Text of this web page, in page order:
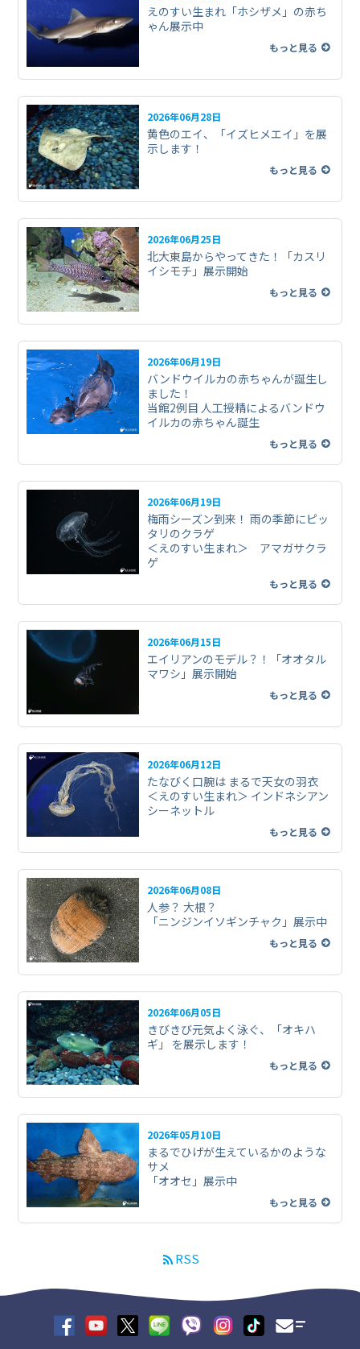
えのすい生まれ「ホシザメ」の赤ち
ゃん展示中
もっと見る
2026年06月28日
黄色のエイ、「イズヒメエイ」を展
示します！
もっと見る
2026年06月25日
北大東島からやってきた！「カスリ
イシモチ」展示開始
もっと見る
2026年06月19日
バンドウイルカの赤ちゃんが誕生し
ました！
当館2例目 人工授精によるバンドウ
イルカの赤ちゃん誕生
もっと見る
2026年06月19日
梅雨シーズン到来！ 雨の季節にピッ
タリのクラゲ
＜えのすい生まれ＞ アマガサクラ
ゲ
もっと見る
2026年06月15日
エイリアンのモデル？！「オオタル
マワシ」展示開始
もっと見る
2026年06月12日
たなびく口腕は まるで天女の羽衣
＜えのすい生まれ＞ インドネシアン
シーネットル
もっと見る
2026年06月08日
人参？ 大根？
「ニンジンイソギンチャク」展示中
もっと見る
2026年06月05日
きびきび元気よく泳ぐ、「オキハ
ギ」 を展示します！
もっと見る
2026年05月10日
まるでひげが生えているかのような
サメ
「オオセ」展示中
もっと見る
RSS